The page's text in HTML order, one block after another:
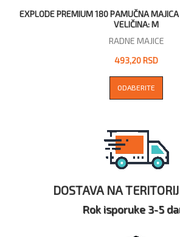
EXPLODE PREMIUM 180 PAMUČNA
VELIČINA: M
RADNE MAJICE
493,20 RSD
ODABERITE
DOSTAVA NA
Rok isporuke 3-5